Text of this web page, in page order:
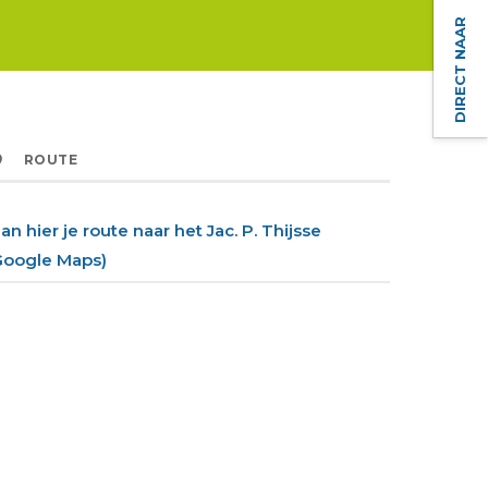
ROUTE
hier je route naar het Jac. P. Thijsse
Maps)
DIRECT NAAR